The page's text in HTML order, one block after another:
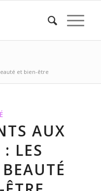
et bien-être
AUX
LES